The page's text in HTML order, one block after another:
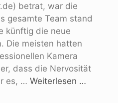
betrat, war die
gesamte Team stand
künftig die neue
Die meisten hatten
Kamera
dass die Nervosität
es, … Weiterlesen …